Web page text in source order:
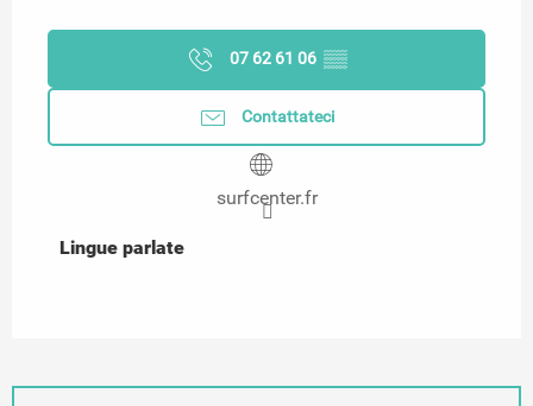
07 62 61 06 ▒▒
Contattateci
surfcenter.fr
Lingue parlate
Lingue parlate